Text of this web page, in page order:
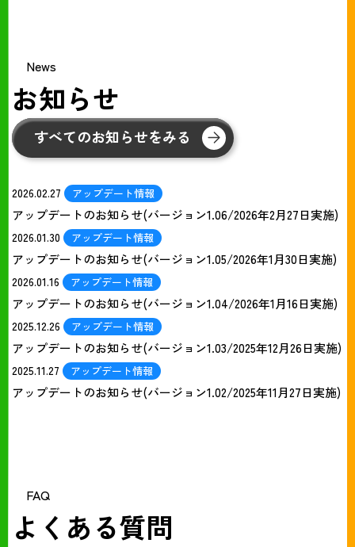
News
お知らせ
すべてのお知らせをみる
2026.02.27 アップデート情報
アップデートのお知らせ(バージョン1.06/2026年2月27日実施)
2026.01.30 アップデート情報
アップデートのお知らせ(バージョン1.05/2026年1月30日実施)
2026.01.16 アップデート情報
アップデートのお知らせ(バージョン1.04/2026年1月16日実施)
2025.12.26 アップデート情報
アップデートのお知らせ(バージョン1.03/2025年12月26日実施)
2025.11.27 アップデート情報
アップデートのお知らせ(バージョン1.02/2025年11月27日実施)
FAQ
よくある質問